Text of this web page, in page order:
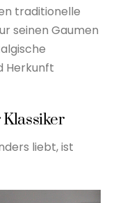
traditionelle
seinen Gaumen
Herkunft
liebt, ist